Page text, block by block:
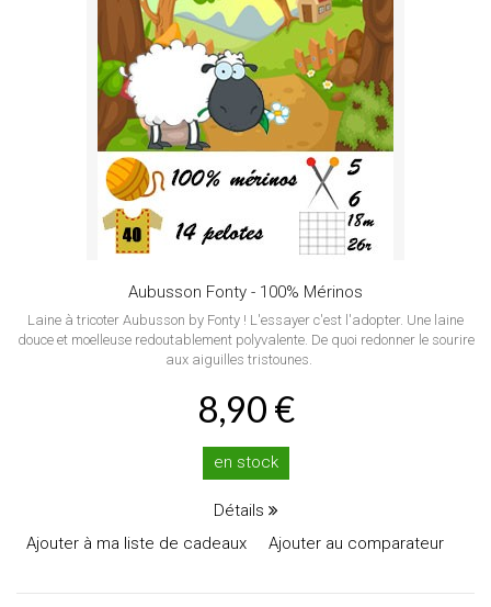
Aubusson Fonty - 100% Mérinos
Laine à tricoter Aubusson by Fonty ! L'essayer c'est l'adopter. Une laine
douce et moelleuse redoutablement polyvalente. De quoi redonner le sourire
aux aiguilles tristounes.
8,90 €
en stock
Détails
Ajouter à ma liste de cadeaux
Ajouter au comparateur